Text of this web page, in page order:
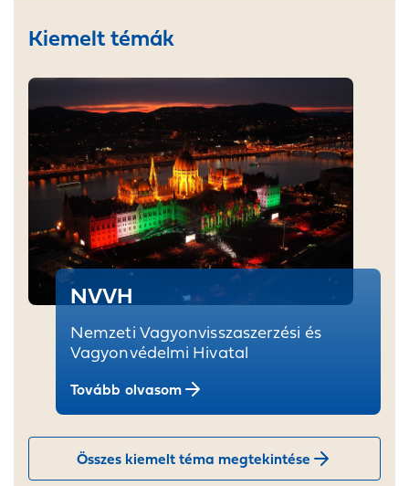
Kiemelt témák
NVVH
Nemzeti Vagyonvisszaszerzési és
Vagyonvédelmi Hivatal
Tovább olvasom
Összes kiemelt téma megtekintése